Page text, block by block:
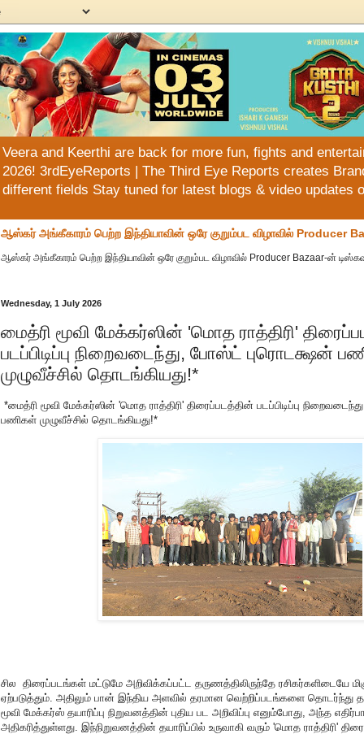
Veera and Keerthi are back for more fun, fights and
2026! 3rdEyeReports | The Third Eye Reports creates
different fields Stay tuned for latest blogs & video updates
ஆஸ்கர் அங்கீகாரம் பெற்ற இந்தியாவின் ஒரே குறும்பட விழாவில் Producer
ஆஸ்கர் அங்கீகாரம் பெற்ற இந்தியாவின் ஒரே குறும்பட விழாவில் Producer Bazaar-ன்
Wednesday, 1 July 2026
மைத்ரி மூவி மேக்கர்ஸின் 'மொத ராத்திரி'
படப்பிடிப்பு நிறைவடைந்து, போஸ்ட் புரொடக்ஷன்
முழுவீச்சில் தொடங்கியது!*
*மைத்ரி மூவி மேக்கர்ஸின் 'மொத ராத்திரி' திரைப்படத்தின் படப்பிடிப்பு
பணிகள் முழுவீச்சில் தொடங்கியது!*
சில திரைப்படங்கள் மட்டுமே அறிவிக்கப்பட்ட தருணத்திலிருந்தே ரசிகர்களிடையே
ஏற்படுத்தும். அதிலும் பான் இந்திய அளவில் தரமான வெற்றிப்படங்களை தொடர்ந்து
மூவி மேக்கர்ஸ் தயாரிப்பு நிறுவனத்தின் புதிய பட அறிவிப்பு எனும்போது, அந்த
அதிகரித்துள்ளது. இந்நிறுவனத்தின் தயாரிப்பில் உருவாகி வரும் 'மொத ராத்திரி'